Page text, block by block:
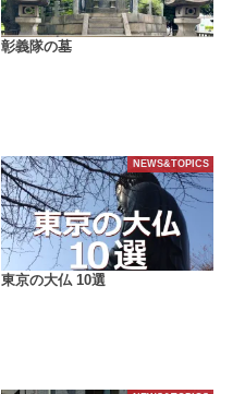
彰義隊の墓
NEWS&TOPICS
東京の大仏 10選